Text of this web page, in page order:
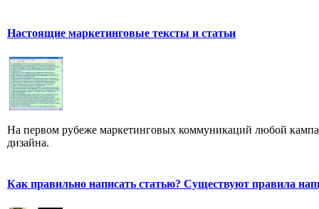
Настоящие маркетинговые тексты и статьи
На первом рубеже маркетинговых коммуникаций любой
дизайна.
Как правильно написать статью? Существуют правила